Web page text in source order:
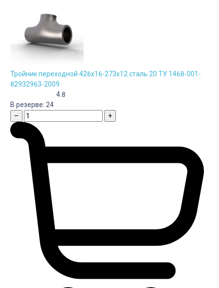
Тройник переходной 426х16-273х12 сталь 20 ТУ 1468-001-
82932963-2009
4.8
В резерве: 24
–
+